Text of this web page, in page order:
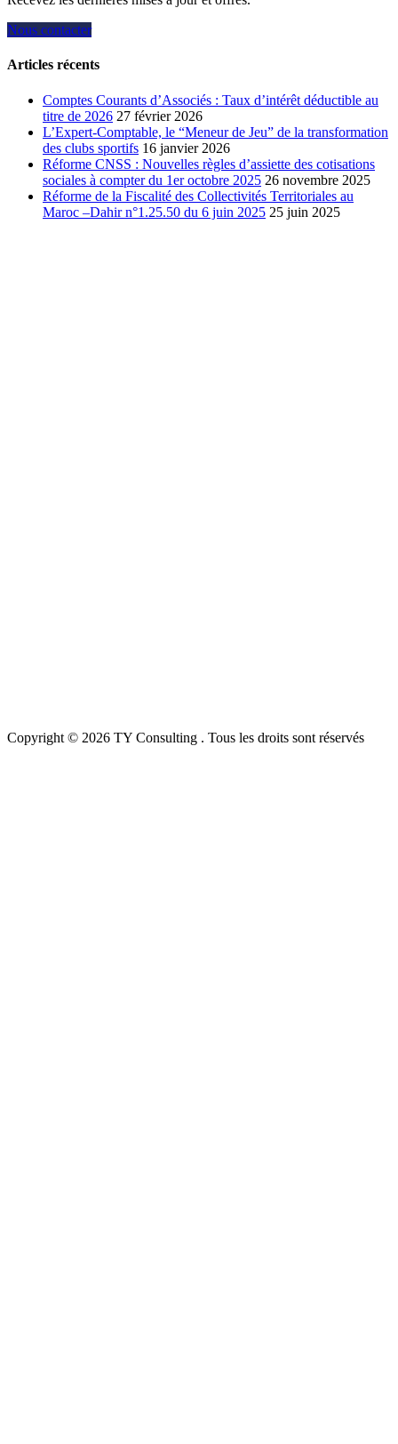
Nous contacter
Articles récents
Comptes Courants d’Associés : Taux d’intérêt déductible au
titre de 2026 27 février 2026
L’Expert-Comptable, le “Meneur de Jeu” de la transformation
des clubs sportifs 16 janvier 2026
Réforme CNSS : Nouvelles règles d’assiette des cotisations
sociales à compter du 1er octobre 2025 26 novembre 2025
Réforme de la Fiscalité des Collectivités Territoriales au
Maroc –Dahir n°1.25.50 du 6 juin 2025 25 juin 2025
Copyright © 2026 TY Consulting . Tous les droits sont réservés